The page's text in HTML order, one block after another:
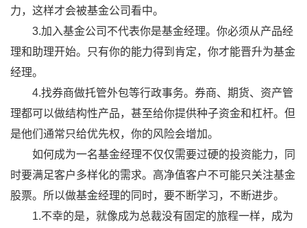
力，这样才会被基金公司看中。
3.加入基金公司不代表你是基金经理。你必须从产品经
理和助理开始。只有你的能力得到肯定，你才能晋升为基金
经理。
4.找券商做托管外包等行政事务。券商、期货、资产管
理都可以做结构性产品，甚至给你提供种子资金和杠杆。但
是他们通常只给优先权，你的风险会增加。
如何成为一名基金经理不仅仅需要过硬的投资能力，同
时要满足客户多样化的需求。高净值客户不可能只关注基金
股票。所以做基金经理的同时，要不断学习，不断进步。
1.不幸的是，就像成为总裁没有固定的旅程一样，成为